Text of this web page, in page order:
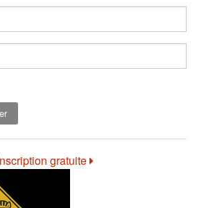
gratuite